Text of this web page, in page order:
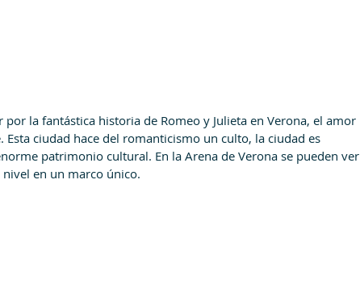
la fantástica historia de Romeo y Julieta en Verona, el amor
Esta ciudad hace del romanticismo un culto, la ciudad es
patrimonio cultural. En la Arena de Verona se pueden ver
en un marco único.